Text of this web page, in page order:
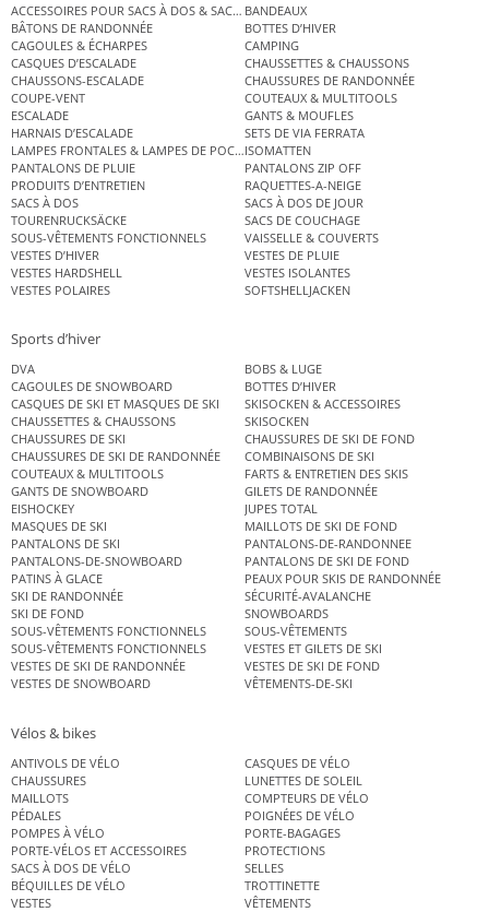
ACCESSOIRES POUR SACS À DOS & SACS ÉTANCHES
BANDEAUX
BÂTONS DE RANDONNÉE
BOTTES D’HIVER
CAGOULES & ÉCHARPES
CAMPING
CASQUES D’ESCALADE
CHAUSSETTES & CHAUSSONS
CHAUSSONS-ESCALADE
CHAUSSURES DE RANDONNÉE
COUPE-VENT
COUTEAUX & MULTITOOLS
ESCALADE
GANTS & MOUFLES
HARNAIS D’ESCALADE
SETS DE VIA FERRATA
LAMPES FRONTALES & LAMPES DE POCHEISOMATTEN
PANTALONS DE PLUIE
PANTALONS ZIP OFF
PRODUITS D’ENTRETIEN
RAQUETTES-A-NEIGE
SACS À DOS
SACS À DOS DE JOUR
TOURENRUCKSÄCKE
SACS DE COUCHAGE
SOUS-VÊTEMENTS FONCTIONNELS
VAISSELLE & COUVERTS
VESTES D’HIVER
VESTES DE PLUIE
VESTES HARDSHELL
VESTES ISOLANTES
VESTES POLAIRES
SOFTSHELLJACKEN
Sports d’hiver
DVA
BOBS & LUGE
CAGOULES DE SNOWBOARD
BOTTES D’HIVER
CASQUES DE SKI ET MASQUES DE SKI
SKISOCKEN & ACCESSOIRES
CHAUSSETTES & CHAUSSONS
SKISOCKEN
CHAUSSURES DE SKI
CHAUSSURES DE SKI DE FOND
CHAUSSURES DE SKI DE RANDONNÉE
COMBINAISONS DE SKI
COUTEAUX & MULTITOOLS
FARTS & ENTRETIEN DES SKIS
GANTS DE SNOWBOARD
GILETS DE RANDONNÉE
EISHOCKEY
JUPES TOTAL
MASQUES DE SKI
MAILLOTS DE SKI DE FOND
PANTALONS DE SKI
PANTALONS-DE-RANDONNEE
PANTALONS-DE-SNOWBOARD
PANTALONS DE SKI DE FOND
PATINS À GLACE
PEAUX POUR SKIS DE RANDONNÉE
SKI DE RANDONNÉE
SÉCURITÉ-AVALANCHE
SKI DE FOND
SNOWBOARDS
SOUS-VÊTEMENTS FONCTIONNELS
SOUS-VÊTEMENTS
SOUS-VÊTEMENTS FONCTIONNELS
VESTES ET GILETS DE SKI
VESTES DE SKI DE RANDONNÉE
VESTES DE SKI DE FOND
VESTES DE SNOWBOARD
VÊTEMENTS-DE-SKI
Vélos & bikes
ANTIVOLS DE VÉLO
CASQUES DE VÉLO
CHAUSSURES
LUNETTES DE SOLEIL
MAILLOTS
COMPTEURS DE VÉLO
PÉDALES
POIGNÉES DE VÉLO
POMPES À VÉLO
PORTE-BAGAGES
PORTE-VÉLOS ET ACCESSOIRES
PROTECTIONS
SACS À DOS DE VÉLO
SELLES
BÉQUILLES DE VÉLO
TROTTINETTE
VESTES
VÊTEMENTS